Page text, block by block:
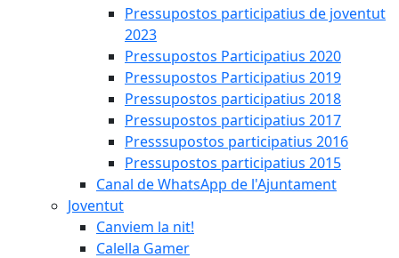
Pressupostos participatius de joventut
2023
Pressupostos Participatius 2020
Pressupostos Participatius 2019
Pressupostos participatius 2018
Pressupostos participatius 2017
Presssupostos participatius 2016
Pressupostos participatius 2015
Canal de WhatsApp de l'Ajuntament
Joventut
Canviem la nit!
Calella Gamer